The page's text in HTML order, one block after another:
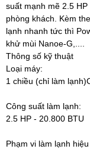
suất mạnh mẽ 2.5
phòng khách. Kèm
lạnh nhanh tức thì
khử mùi Nanoe-G,....
Thông số kỹ thuật
Loại máy:
1 chiều (chỉ làm
Công suất làm lạnh:
2.5 HP - 20.800 BTU
Phạm vi làm lạnh